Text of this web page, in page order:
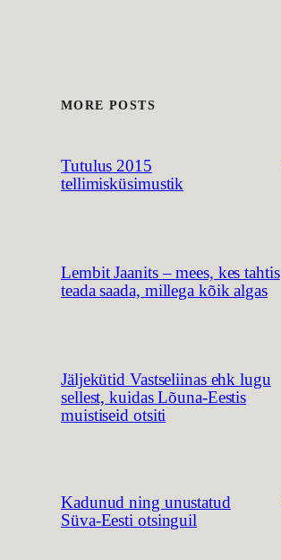
MORE POSTS
Tutulus 2015
tellimisküsimustik
Lembit Jaanits – mees, kes tahtis
teada saada, millega kõik algas
Jäljekütid Vastseliinas ehk lugu
sellest, kuidas Lõuna-Eestis
muistiseid otsiti
Kadunud ning unustatud
Süva-Eesti otsinguil